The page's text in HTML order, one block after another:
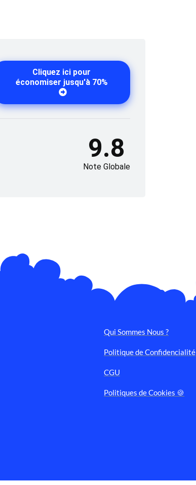
Cliquez ici pour
économiser jusqu'à 70%
9.8
Note Globale
Qui Sommes Nous ?
Politique de Confidencialité
CGU
Politiques de Cookies 🍪